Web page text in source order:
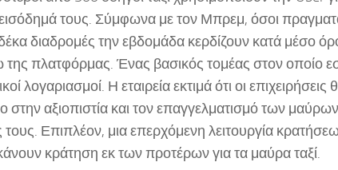
τους. Σύμφωνα με τον Μπρεμ, όσοι
διαδρομές την εβδομάδα κερδίζουν κατά μέσο
πλατφόρμας. Ένας βασικός τομέας στον οποίο
λογαριασμοί. Η εταιρεία εκτιμά ότι οι επιχειρήσεις
στην αξιοπιστία και τον επαγγελματισμό των μαύρων
Επιπλέον, μια επερχόμενη λειτουργία
κράτηση εκ των προτέρων για τα μαύρα ταξί.